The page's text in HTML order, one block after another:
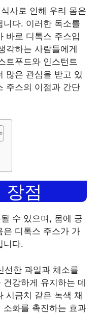
사로 인해 우리 몸은
니다. 이러한 독소를
바로 디톡스 주스입
각하는 사람들에게
트푸드와 인스턴트
많은 관심을 받고 있
주스의 이점과 간단
점
수 있으며, 몸에 긍
은 디톡스 주스가 가
니다.
선한 과일과 채소를
강하게 유지하는 데
시금치 같은 녹색 채
소화를 촉진하는 효과